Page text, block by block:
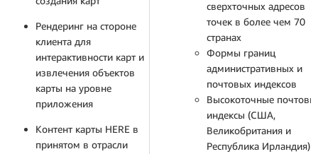
Рендеринг на стороне
клиента для
интерактивности карт и
извлечения объектов
карты на уровне
приложения
Контент карты HERE в
принятом в отрасли
сверхточных адресов
точек в более чем 70
странах
Формы границ
административных и
почтовых индексов
Высокоточные
индексы (США,
Великобритания и
Республика Ирландия)